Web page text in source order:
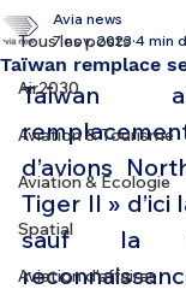
Tous les posts
Air2030
Aviation & Tourisme
Aviation & Ecologie
Spatial
Aviation d'affaires
Taïwan remplace
Avia news
7 nov. 2023 4 min
Taïwan
d’avions
Tiger II » d’ici
sauf la